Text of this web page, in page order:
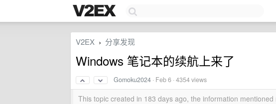
V2EX › 分享发现
Windows 笔记本的续航上来了
Gomoku2024 · Feb 6 · 4354 views
This topic created in 183 days ago, the information